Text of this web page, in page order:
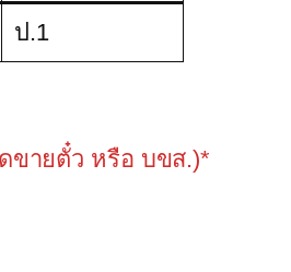
ป.1
ขายตั๋ว หรือ บขส.)*